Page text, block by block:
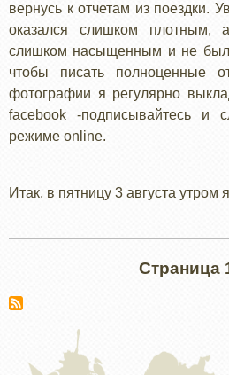
вернусь к отчетам из поездки.
оказался слишком плотным,
слишком насыщенным и не
чтобы писать полноценные
фотографии я регулярно
facebook -подписывайтесь и
режиме online.
Итак, в пятницу 3 августа утром
Страница